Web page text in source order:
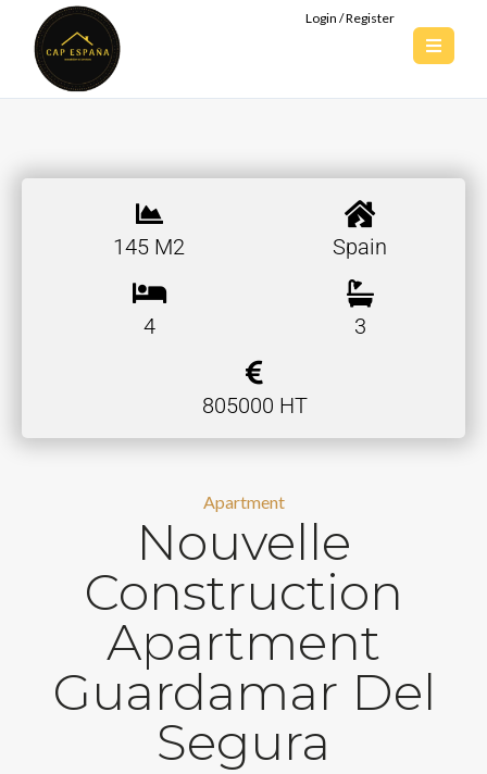
Login / Register
145 M2 Spain
4 3
805000 HT
Apartment
Nouvelle
Construction
Apartment
Guardamar Del
Segura